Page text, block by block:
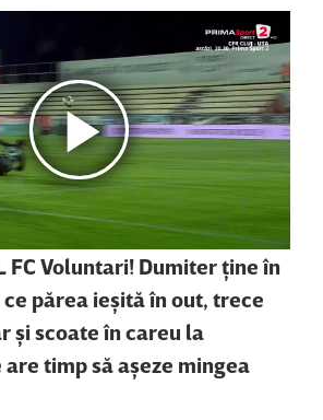
FC Voluntari! Dumiter ţine în
părea ieşită în out, trece
şi scoate în careu la
are timp să aşeze mingea